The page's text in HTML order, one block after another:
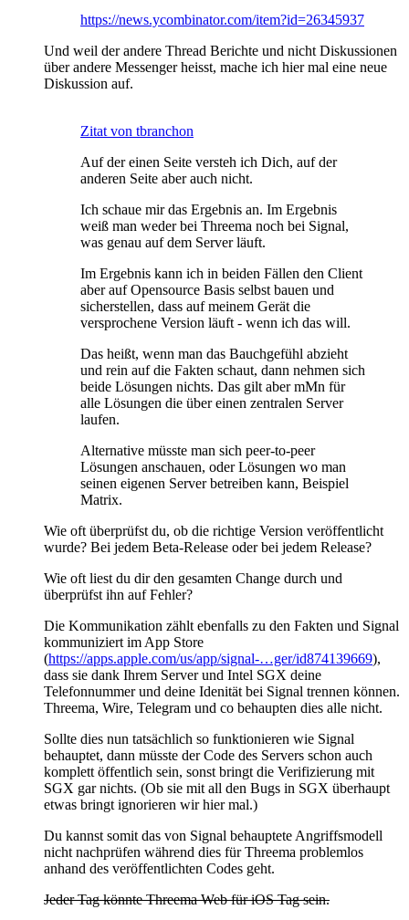
https://news.ycombinator.com/item?id=26345937
Und weil der andere Thread Berichte und nicht Diskussionen
über andere Messenger heisst, mache ich hier mal eine neue
Diskussion auf.
Zitat von tbranchon
Auf der einen Seite versteh ich Dich, auf der
anderen Seite aber auch nicht.
Ich schaue mir das Ergebnis an. Im Ergebnis
weiß man weder bei Threema noch bei Signal,
was genau auf dem Server läuft.
Im Ergebnis kann ich in beiden Fällen den Client
aber auf Opensource Basis selbst bauen und
sicherstellen, dass auf meinem Gerät die
versprochene Version läuft - wenn ich das will.
Das heißt, wenn man das Bauchgefühl abzieht
und rein auf die Fakten schaut, dann nehmen sich
beide Lösungen nichts. Das gilt aber mMn für
alle Lösungen die über einen zentralen Server
laufen.
Alternative müsste man sich peer-to-peer
Lösungen anschauen, oder Lösungen wo man
seinen eigenen Server betreiben kann, Beispiel
Matrix.
Wie oft überprüfst du, ob die richtige Version veröffentlicht
wurde? Bei jedem Beta-Release oder bei jedem Release?
Wie oft liest du dir den gesamten Change durch und
überprüfst ihn auf Fehler?
Die Kommunikation zählt ebenfalls zu den Fakten und Signal
kommuniziert im App Store
(https://apps.apple.com/us/app/signal-…ger/id874139669),
dass sie dank Ihrem Server und Intel SGX deine
Telefonnummer und deine Idenität bei Signal trennen können.
Threema, Wire, Telegram und co behaupten dies alle nicht.
Sollte dies nun tatsächlich so funktionieren wie Signal
behauptet, dann müsste der Code des Servers schon auch
komplett öffentlich sein, sonst bringt die Verifizierung mit
SGX gar nichts. (Ob sie mit all den Bugs in SGX überhaupt
etwas bringt ignorieren wir hier mal.)
Du kannst somit das von Signal behauptete Angriffsmodell
nicht nachprüfen während dies für Threema problemlos
anhand des veröffentlichten Codes geht.
Jeder Tag könnte Threema Web für iOS Tag sein.